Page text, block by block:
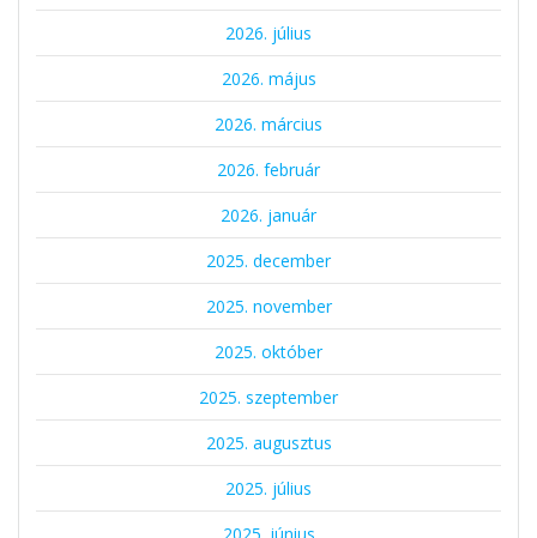
2026. július
2026. május
2026. március
2026. február
2026. január
2025. december
2025. november
2025. október
2025. szeptember
2025. augusztus
2025. július